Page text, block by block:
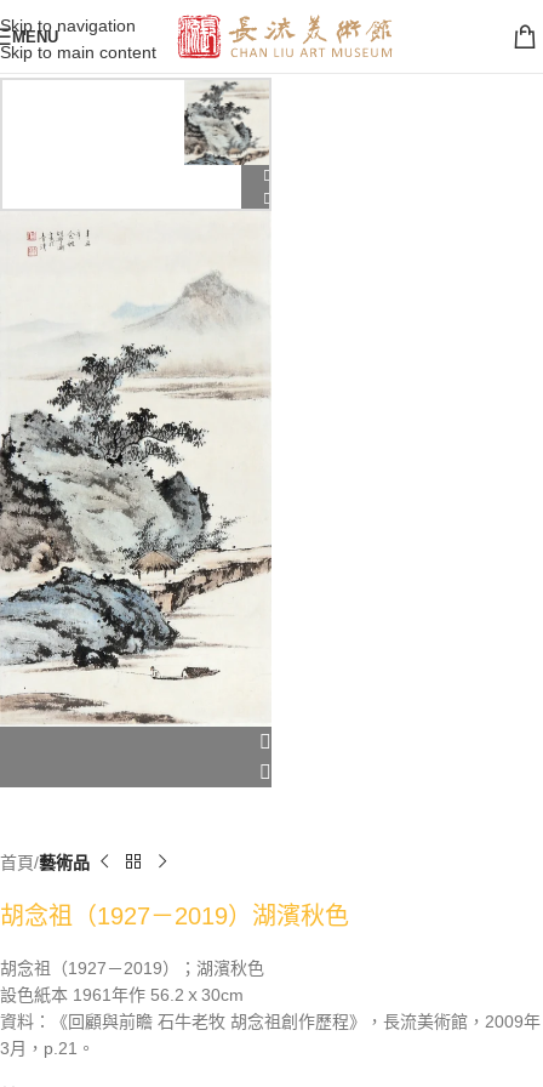
Skip to navigation
Skip to main content
MENU
首頁 藝術品
胡念祖（1927－2019）湖濱秋色
胡念祖（1927－2019）；湖濱秋色
設色紙本 1961年作 56.2ｘ30cm
資料：《回顧與前瞻 石牛老牧 胡念祖創作歷程》，長流美術館，2009年
3月，p.21。